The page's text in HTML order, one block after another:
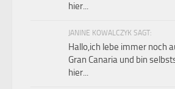
hier...
JANINE KOWALCZYK SAGT:
Hallo,ich lebe immer noch
Gran Canaria und bin
hier...